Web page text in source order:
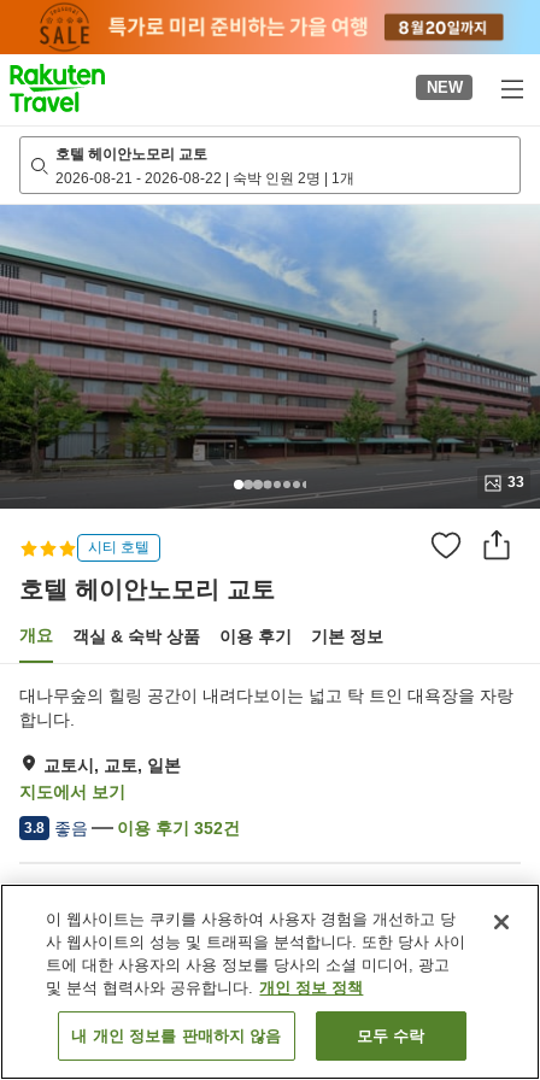
page
NEW
호텔 헤이안노모리 교토
2026-08-21 - 2026-08-22 | 숙박 인원 2명 | 1개
33
시티 호텔
호텔 헤이안노모리 교토
개요 객실 & 숙박 상품 이용 후기 기본 정보
대나무숲의 힐링 공간이 내려다보이는 넓고 탁 트인 대욕장을 자랑
합니다.
교토시, 교토, 일본
지도에서 보기
3.8 좋음 이용 후기 352건
주차장
스파 / 미용실
레스토랑
카페
객실 보기
이 웹사이트는 쿠키를 사용하여 사용자 경험을 개선하고 당
사 웹사이트의 성능 및 트래픽을 분석합니다. 또한 당사 사이
트에 대한 사용자의 사용 정보를 당사의 소셜 미디어, 광고
및 분석 협력사와 공유합니다. 개인 정보 정책
내 개인 정보를 판매하지 않음 모두 수락